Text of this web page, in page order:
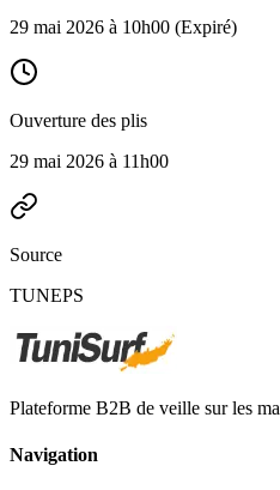
29 mai 2026 à 10h00 (Expiré)
Ouverture des plis
29 mai 2026 à 11h00
Source
TUNEPS
Plateforme B2B de veille sur les
Navigation